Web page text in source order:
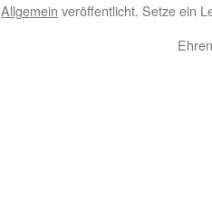
Allgemein veröffentlicht. Setze ein